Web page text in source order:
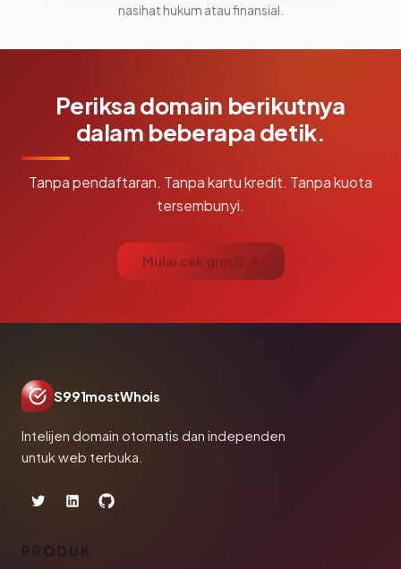
nasihat hukum atau finansial.
Periksa domain berikutnya
dalam beberapa detik.
Tanpa pendaftaran. Tanpa kartu kredit. Tanpa kuota
tersembunyi.
Mulai cek gratis →
S991mostWhois
Intelijen domain otomatis dan independen
untuk web terbuka.
PRODUK